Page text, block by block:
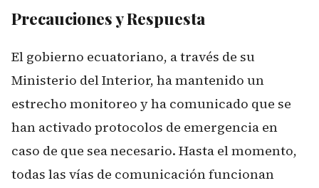
Precauciones y Respuesta
El gobierno ecuatoriano, a través de su
Ministerio del Interior, ha mantenido un
estrecho monitoreo y ha comunicado que se
han activado protocolos de emergencia en
caso de que sea necesario. Hasta el momento,
todas las vías de comunicación funcionan